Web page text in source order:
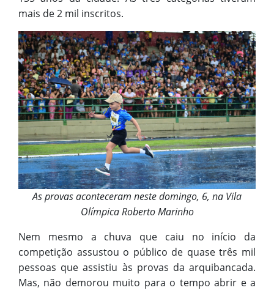
mais de 2 mil inscritos.
As provas aconteceram neste domingo, 6, na Vila
Olímpica Roberto Marinho
Nem mesmo a chuva que caiu no início da
competição assustou o público de quase três mil
pessoas que assistiu às provas da arquibancada.
Mas, não demorou muito para o tempo abrir e a